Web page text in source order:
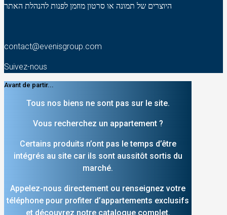
היוצרים של תמונה או סרטון מוזמן לפנות להנהלת האתר
contact@evenisgroup.com
Suivez-nous
Avant de partir...
Tous nos biens ne sont pas sur le site.
Vous recherchez un appartement ?
Certains produits n’ont pas le temps d’être
intégrés au site car ils sont aussitôt sortis du
marché.
Appelez-nous directement ou renseignez votre
téléphone pour profiter d’appartements exclusifs
et découvrez notre catalogue complet.